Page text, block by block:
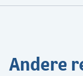
Andere